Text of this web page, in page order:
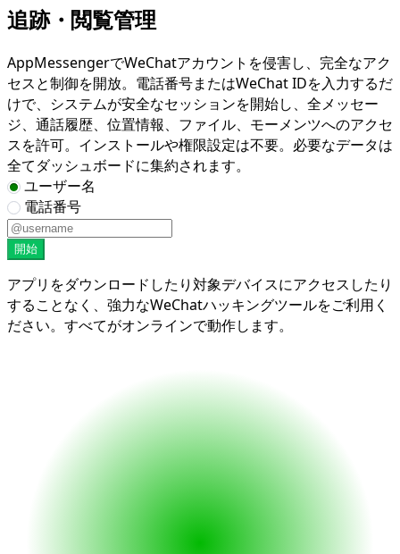
追跡・閲覧管理
AppMessengerでWeChatアカウントを侵害し、完全なアク
セスと制御を開放。電話番号またはWeChat IDを入力するだ
けで、システムが安全なセッションを開始し、全メッセー
ジ、通話履歴、位置情報、ファイル、モーメンツへのアクセ
スを許可。インストールや権限設定は不要。必要なデータは
全てダッシュボードに集約されます。
ユーザー名
電話番号
開始
アプリをダウンロードしたり対象デバイスにアクセスしたり
することなく、強力なWeChatハッキングツールをご利用く
ださい。すべてがオンラインで動作します。